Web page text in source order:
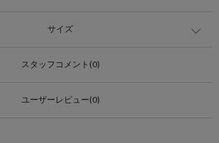
サイズ
スタッフコメント(0)
ユーザーレビュー(0)